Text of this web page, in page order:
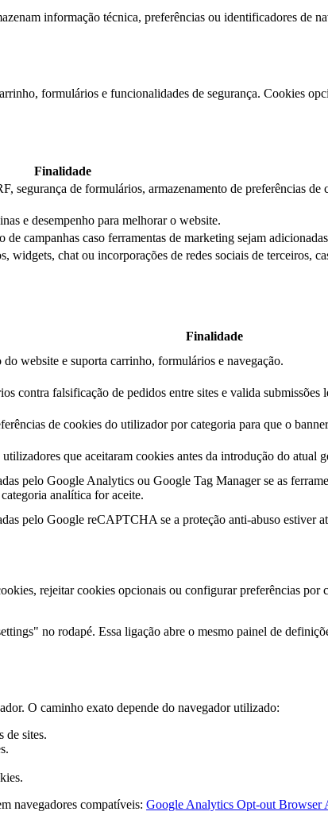
informação técnica, preferências ou identificadores de
formulários e funcionalidades de segurança. Cookies
Finalidade
segurança de formulários, armazenamento de preferências de
e desempenho para melhorar o website.
campanhas caso ferramentas de marketing sejam
widgets, chat ou incorporações de redes sociais de terceiros,
Finalidade
do website e suporta carrinho, formulários e navegação.
contra falsificação de pedidos entre sites e valida submissões
de cookies do utilizador por categoria para que o
que aceitaram cookies antes da introdução do atual
pelo Google Analytics ou Google Tag Manager se as
analítica for aceite.
pelo Google reCAPTCHA se a proteção anti-abuso estiver
rejeitar cookies opcionais ou configurar preferências por
no rodapé. Essa ligação abre o mesmo painel de
O caminho exato depende do navegador utilizado:
de sites.
navegadores compatíveis: Google Analytics Opt-out Browser